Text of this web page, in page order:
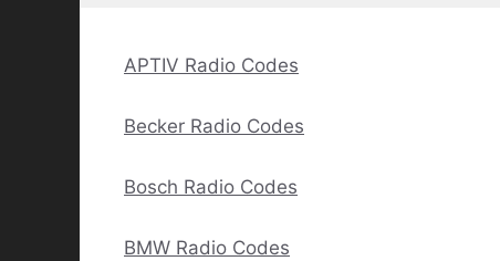
APTIV Radio Codes
Becker Radio Codes
Bosch Radio Codes
BMW Radio Codes